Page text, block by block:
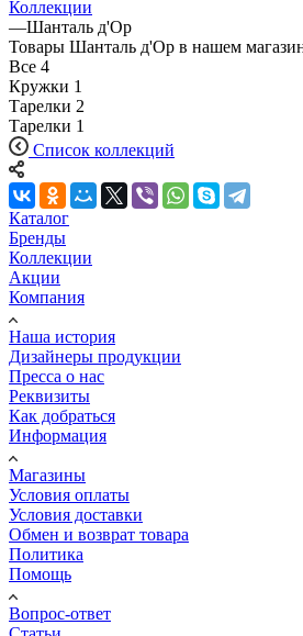
Коллекции
—Шанталь д'Ор
Товары Шанталь д'Ор в нашем
Все 4
Кружки 1
Тарелки 2
Тарелки 1
Список коллекций
Каталог
Бренды
Коллекции
Акции
Компания
Наша история
Дизайнеры продукции
Пресса о нас
Реквизиты
Как добраться
Информация
Магазины
Условия оплаты
Условия доставки
Обмен и возврат товара
Политика
Помощь
Вопрос-ответ